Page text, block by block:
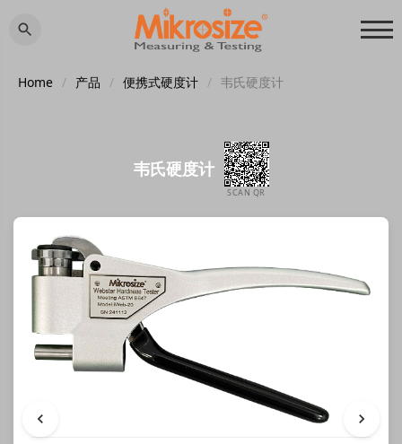
Home / 产品 / 便携式硬度计 / 韦氏硬度计
韦氏硬度计
SCAN QR